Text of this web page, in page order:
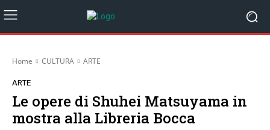
Home CULTURA ARTE
ARTE
Le opere di Shuhei Matsuyama in
mostra alla Libreria Bocca